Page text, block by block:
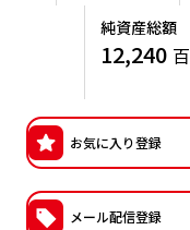
確定拠出年金での
サステナビリティレ
日本版スチュワー
純資産総額
12,240
お気に入り登録
メール配信登録